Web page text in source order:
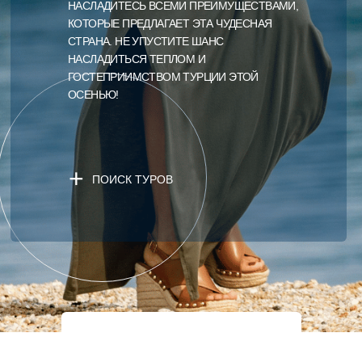
НАСЛАДИТЕСЬ ВСЕМИ ПРЕИМУЩЕСТВАМИ,
КОТОРЫЕ ПРЕДЛАГАЕТ ЭТА ЧУДЕСНАЯ
СТРАНА. НЕ УПУСТИТЕ ШАНС
НАСЛАДИТЬСЯ ТЕПЛОМ И
ГОСТЕПРИИМСТВОМ ТУРЦИИ ЭТОЙ
ОСЕНЬЮ!
ПОИСК ТУРОВ
+